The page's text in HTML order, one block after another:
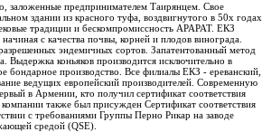
заложенные предпринимателем Таирянцем. Свое
здании из красного туфа, воздвигнутого в 50х годах
традиции и бескомпромиссность АРАРАТ. ЕКЗ
с качества почвы, корней и плодов винограда.
эндемичных сортов. Запатентованный метод
Выдержка коньяков производится исключительно в
бондарное производство. Все филиалы ЕКЗ - ереванский,
ведущих европейский производителей. Современную
в Армении, кто получил сертификат соответствия
также был присужден Сертификат соответствия
с требованиями Группы Перно Рикар на заводе
средой (QSE).